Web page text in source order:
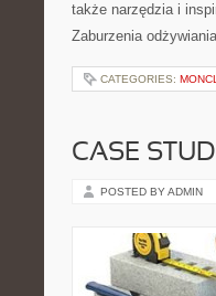
także narzędzia i
Zaburzenia
CATEGORIES:
CASE
POSTED BY ADMIN